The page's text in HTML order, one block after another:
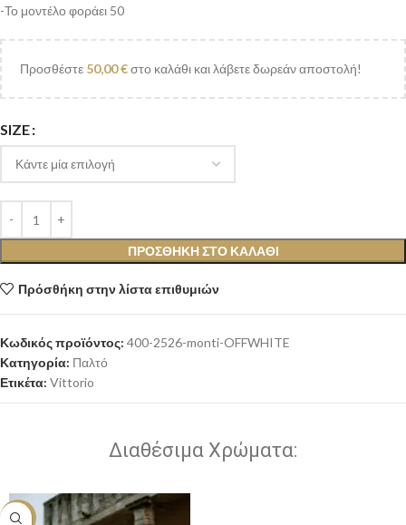
-Το μοντέλο φοράει 50
Προσθέστε 50,00€στο καλάθι και λάβετε δωρεάν αποστολή!
SIZE
ΠΡΟΣΘΉΚΗ ΣΤΟ ΚΑΛΆΘΙ
Πρόσθήκη στην λίστα επιθυμιών
Κωδικός προϊόντος: 400-2526-monti-OFFWHITE
Κατηγορία: Παλτό
Ετικέτα: Vittorio
Διαθέσιμα Χρώματα:
-30%